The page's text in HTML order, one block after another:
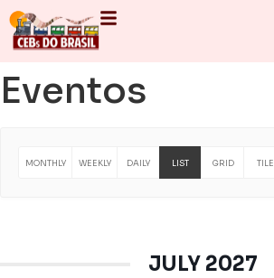
Eventos
MONTHLY WEEKLY DAILY LIST GRID TILE
JULY 2027